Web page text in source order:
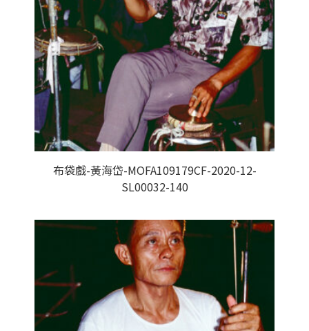
布袋戲-黃海岱-MOFA109179CF-2020-12-
SL00032-140